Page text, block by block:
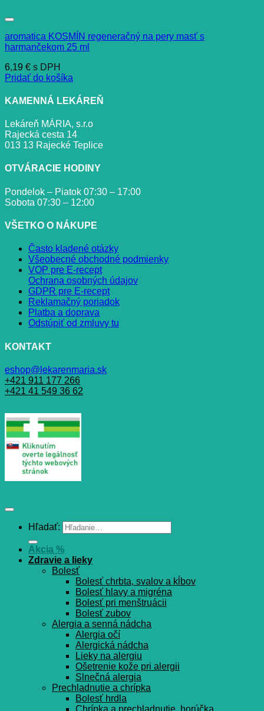
aromatica KOSMÍN regeneračný na pery masť s
harmančekom 25 ml
6,19 € s DPH
Pridať do košíka
KAMENNÁ LEKÁREŇ
Lekáreň MÁRIA, s.r.o
Rajecká cesta 14
013 13 Rajecké Teplice
OTVÁRACIE HODINY
Pondelok – Piatok 07:30 – 17:00
Sobota 07:30 – 12:00
VŠETKO O NÁKUPE
Často kladené otázky
Všeobecné obchodné podmienky
VOP pre E-recept
Ochrana osobných údajov
GDPR pre E-recept
Reklamačný poriadok
Platba a doprava
Odstúpiť od zmluvy tu
KONTAKT
eshop@lekarenmaria.sk
+421 911 177 266
+421 41 549 36 62
Hľadať:
Akcia %
Zdravie a lieky
Bolesť
Bolesť chrbta, svalov a kĺbov
Bolesť hlavy a migréna
Bolesť pri menštruácii
Bolesť zubov
Alergia a senná nádcha
Alergia očí
Alergická nádcha
Lieky na alergiu
Ošetrenie kože pri alergii
Slnečná alergia
Prechladnutie a chrípka
Bolesť hrdla